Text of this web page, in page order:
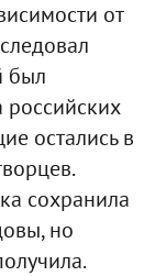
от
был
остались в
сохранила
но